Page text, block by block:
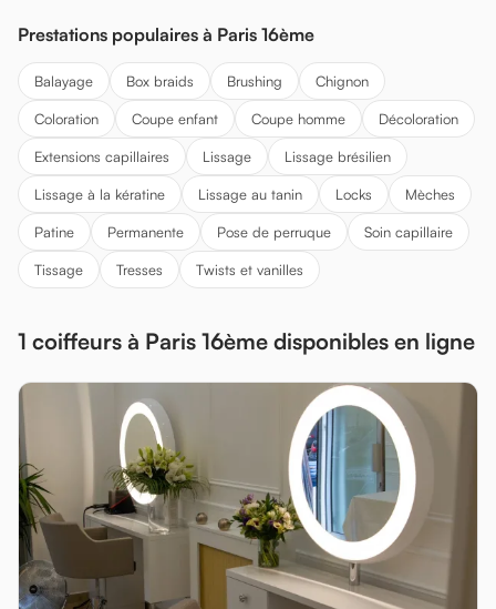
Prestations populaires à Paris 16ème
Balayage Box braids Brushing Chignon
Coloration Coupe enfant Coupe homme Décoloration
Extensions capillaires Lissage Lissage brésilien
Lissage à la kératine Lissage au tanin Locks Mèches
Patine Permanente Pose de perruque Soin capillaire
Tissage Tresses Twists et vanilles
1 coiffeurs à Paris 16ème disponibles en ligne